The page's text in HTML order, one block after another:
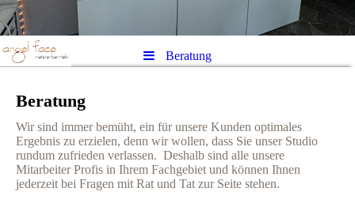
Beratung
Beratung
Wir sind immer bemüht, ein für unsere Kunden optimales
Ergebnis zu erzielen, denn wir wollen, dass Sie unser Studio
rundum zufrieden verlassen. Deshalb sind alle unsere
Mitarbeiter Profis in Ihrem Fachgebiet und können Ihnen
jederzeit bei Fragen mit Rat und Tat zur Seite stehen.